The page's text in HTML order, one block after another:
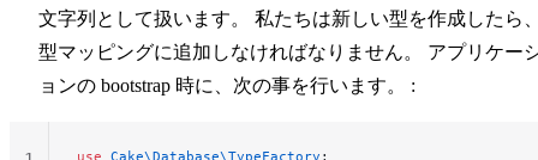
文字列として扱います。 私たちは新しい型を作成したら
型マッピングに追加しなければなりません。 アプリケー
ョンの bootstrap 時に、次の事を行います。 :
use Cake\Database\TypeFactory ;